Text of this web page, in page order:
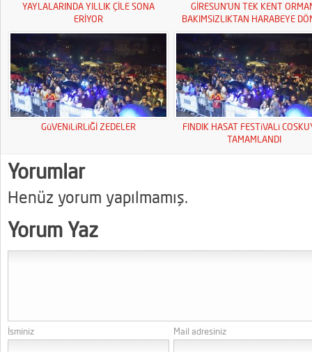
YAYLALARINDA YILLIK ÇİLE SONA
ERİYOR
GİRESUN’UN TEK KENT
BAKIMSIZLIKTAN HARABEYE
GüVENiLiRLiĞİ ZEDELER
FINDIK HASAT FESTiVALi
TAMAMLANDI
Yorumlar
Henüz yorum yapılmamış.
Yorum Yaz
İsminiz Mail adresiniz